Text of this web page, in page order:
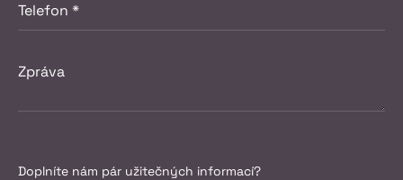
Doplníte nám pár užitečných informací?